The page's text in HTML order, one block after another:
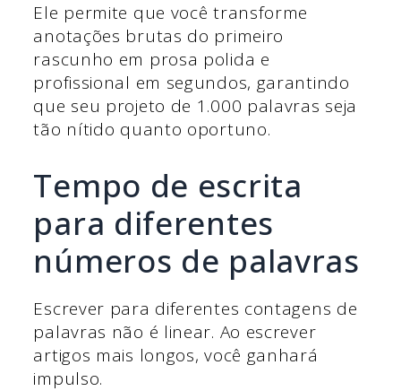
Ele permite que você transforme
anotações brutas do primeiro
rascunho em prosa polida e
profissional em segundos, garantindo
que seu projeto de 1.000 palavras seja
tão nítido quanto oportuno.
Tempo de escrita
para diferentes
números de palavras
Escrever para diferentes contagens de
palavras não é linear. Ao escrever
artigos mais longos, você ganhará
impulso.